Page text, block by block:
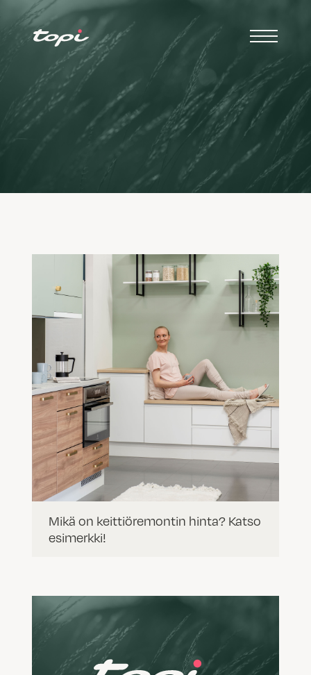
Mikä on keittiöremontin hinta? Katso
esimerkki!